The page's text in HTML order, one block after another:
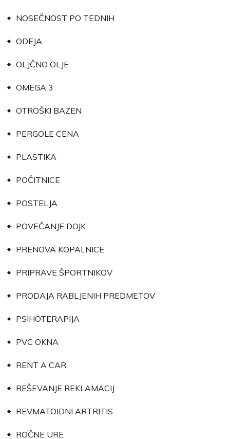
NOSEČNOST PO TEDNIH
ODEJA
OLJČNO OLJE
OMEGA 3
OTROŠKI BAZEN
PERGOLE CENA
PLASTIKA
POČITNICE
POSTELJA
POVEČANJE DOJK
PRENOVA KOPALNICE
PRIPRAVE ŠPORTNIKOV
PRODAJA RABLJENIH PREDMETOV
PSIHOTERAPIJA
PVC OKNA
RENT A CAR
REŠEVANJE REKLAMACIJ
REVMATOIDNI ARTRITIS
ROČNE URE